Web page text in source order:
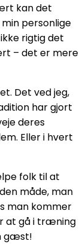
kan det
personlige
rigtig det
– det er mere
Det ved jeg,
har gjort
deres
Eller i hvert
folk til at
måde, man
man kommer
at gå i træning
gæst!